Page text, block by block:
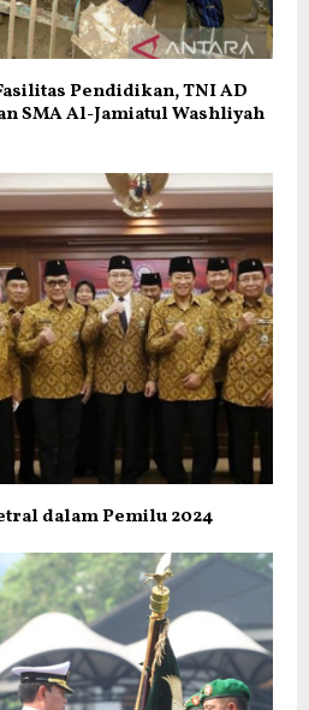
Pendidikan, TNI AD
SMA Al-Jamiatul Washliyah
dalam Pemilu 2024